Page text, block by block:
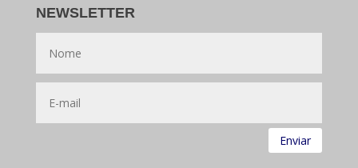
NEWSLETTER
Enviar